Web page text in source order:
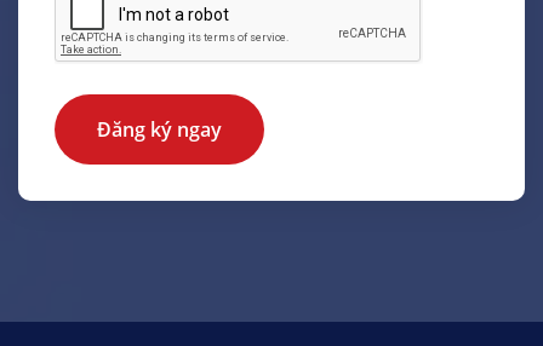
Đăng ký ngay